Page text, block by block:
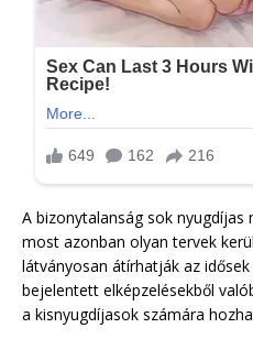
A bizonytalanság sok nyugdíjas
most azonban olyan tervek
látványosan átírhatják az
bejelentett elképzelésekből
a kisnyugdíjasok számára